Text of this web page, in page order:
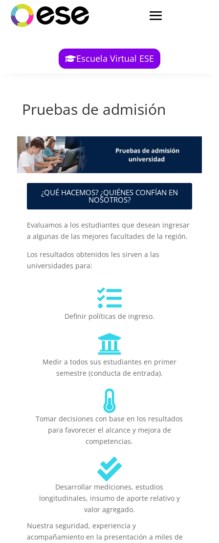
Escuela Virtual ESE
Pruebas de admisión
¿QUÉ HACEMOS? ¿QUIÉNES CONFÍAN EN
NOSOTROS?
Evaluamos a los estudiantes que desean ingresar
a algunas de las mejores facultades de la región.
Los resultados obtenidos les sirven a las
universidades para:
Definir políticas de ingreso.
Medir a todos sus estudiantes en primer
semestre (conducta de entrada).
Tomar decisiones con base en los resultados
para favorecer el alcance y mejora de
competencias.
Desarrollar mediciones, estudios
longitudinales, insumo de aporte relativo y
valor agregado.
Nuestra seguridad, experiencia y
acompañamiento en la presentación a miles de